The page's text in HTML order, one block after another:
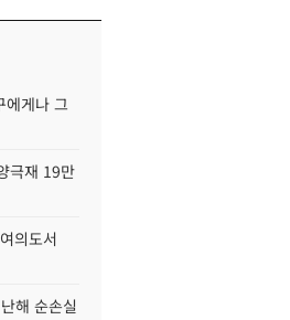
에게나 그
극재 19만
의도서
해 순손실